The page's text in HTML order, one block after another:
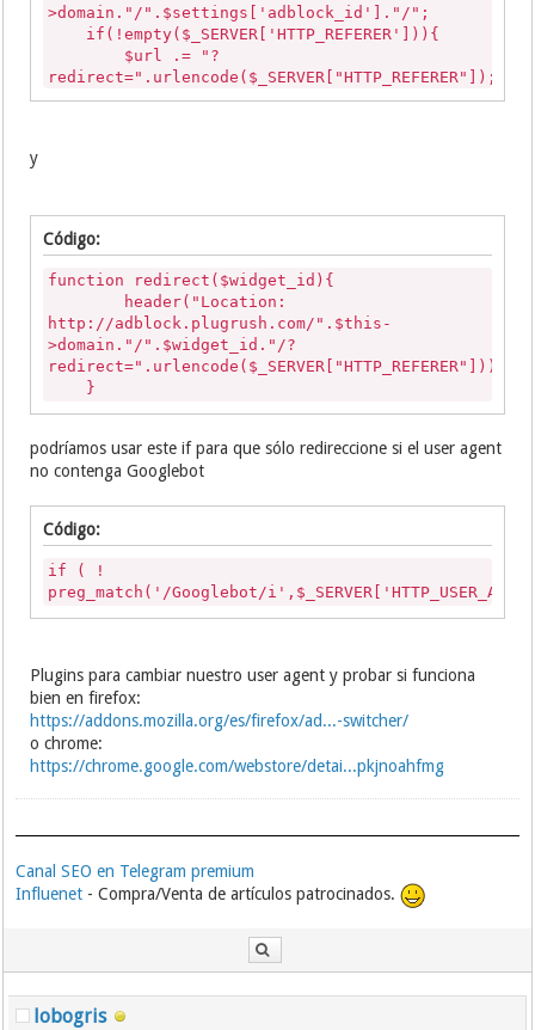
>domain."/".$settings['adblock_id']."/";
if(!empty($_SERVER['HTTP_REFERER'])){
$url .= "?
redirect=".urlencode($_SERVER["HTTP_REFERER"]);
}
y
Código:
function redirect($widget_id){
header("Location:
http://adblock.plugrush.com/".$this-
>domain."/".$widget_id."/?
redirect=".urlencode($_SERVER["HTTP_REFERER"]));
}
podríamos usar este if para que sólo redireccione si el user agent
no contenga Googlebot
Código:
if ( !
preg_match('/Googlebot/
Plugins para cambiar nuestro user agent y probar si funciona
bien en firefox:
https://addons.mozilla.org/es/firefox/ad...-switcher/
o chrome:
https://chrome.google.com/webstore/detai...pkjnoahfmg
Canal SEO en Telegram premium
Influenet - Compra/Venta de artículos patrocinados.
lobogris